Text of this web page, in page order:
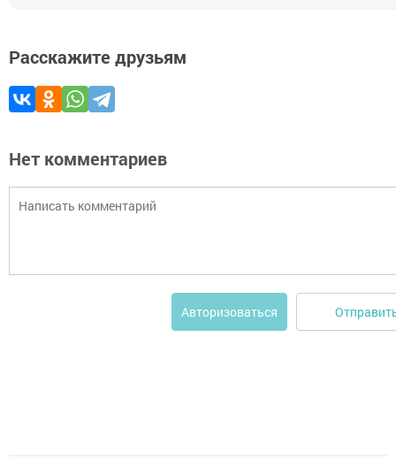
Расскажите друзьям
Нет комментариев
Авторизоваться